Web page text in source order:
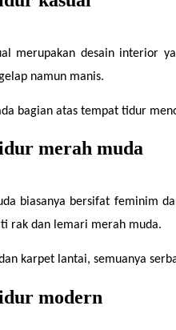
merupakan desain interior
namun manis.
bagian atas tempat tidur
merah muda
biasanya bersifat feminim
rak dan lemari merah muda.
karpet lantai, semuanya
modern